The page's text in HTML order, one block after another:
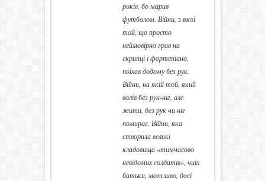
років, бо марив
футболом. Війни, з якої
той, що просто
неймовірно грав на
скрипці і фортепіано,
поїхав додому без рук.
Війни, на якій той, який
волів без рук-ніг, але
жити, без рук чи ніг
помирає. Війни, яка
створила великі
кладовища «тимчасово
невідомих солдатів», чиїх
батьки, можливо, досі